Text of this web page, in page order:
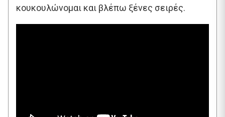
κουκουλώνομαι και βλέπω ξένες σειρές.